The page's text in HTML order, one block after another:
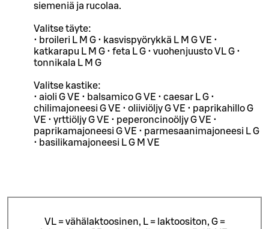
siemeniä ja rucolaa.
Valitse täyte:
• broileri L M G • kasvispyörykkä L M G VE •
katkarapu L M G • feta L G • vuohenjuusto VL G •
tonnikala L M G
Valitse kastike:
• aioli G VE • balsamico G VE • caesar L G •
chilimajoneesi G VE • oliiviöljy G VE • paprikahillo G
VE • yrttiöljy G VE • peperoncinoöljy G VE •
paprikamajoneesi G VE • parmesaanimajoneesi L G
• basilikamajoneesi L G M VE
VL = vähälaktoosinen, L = laktoositon, G =